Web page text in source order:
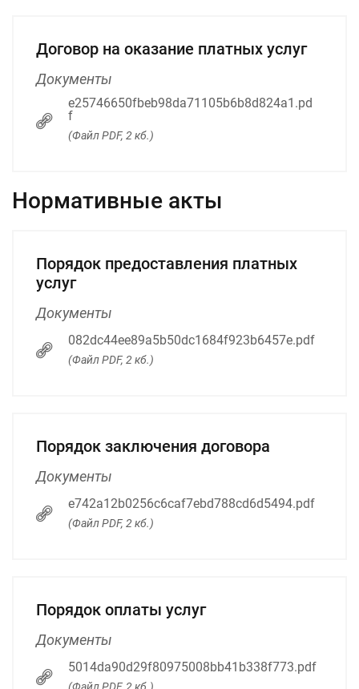
Договор на оказание платных услуг
Документы
e25746650fbeb98da71105b6b8d824a1.pd
f
(Файл PDF, 2 кб.)
Нормативные акты
Порядок предоставления платных
услуг
Документы
082dc44ee89a5b50dc1684f923b6457e.pdf
(Файл PDF, 2 кб.)
Порядок заключения договора
Документы
e742a12b0256c6caf7ebd788cd6d5494.pdf
(Файл PDF, 2 кб.)
Порядок оплаты услуг
Документы
5014da90d29f80975008bb41b338f773.pdf
(Файл PDF, 2 кб.)